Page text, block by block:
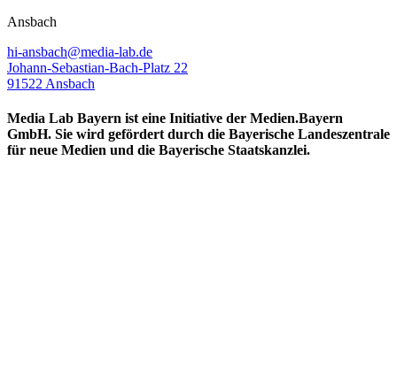
Ansbach
hi-ansbach@media-lab.de
Johann-Sebastian-Bach-Platz 22
91522 Ansbach
Media Lab Bayern ist eine Initiative der Medien.Bayern
GmbH. Sie wird gefördert durch die Bayerische Landeszentrale
für neue Medien und die Bayerische Staatskanzlei.